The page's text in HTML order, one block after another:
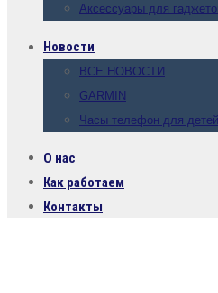
Аксессуары для
Новости
ВСЕ НОВОСТИ
GARMIN
Часы телефон для детей
О нас
Как работаем
Контакты